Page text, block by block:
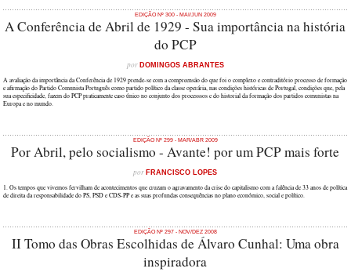
EDIÇÃO Nº 300 - MAI/JUN 2009
A Conferência de Abril de 1929 - Sua importância na história
do PCP
porDOMINGOS ABRANTES
A avaliação da importância da Conferência de 1929 prende-se com a compreensão do que foi o complexo e contraditório processo de formação
e afirmação do Partido Comunista Português como partido político da classe operária, nas condições históricas de Portugal, condições que, pela
sua especificidade, fazem do PCP praticamente caso único no conjunto dos processsos e do historial da formação dos partidos comunistas na
Europa e no mundo.
EDIÇÃO Nº 299 - MAR/ABR 2009
Por Abril, pelo socialismo - Avante! por um PCP mais forte
porFRANCISCO LOPES
1. Os tempos que vivemos fervilham de acontecimentos que cruzam o agravamento da crise do capitalismo com a falência de 33 anos de política
de direita da responsabilidade do PS, PSD e CDS-PP e as suas profundas consequências no plano económico, social e político.
EDIÇÃO Nº 297 - NOV/DEZ 2008
II Tomo das Obras Escolhidas de Álvaro Cunhal: Uma obra
inspiradora